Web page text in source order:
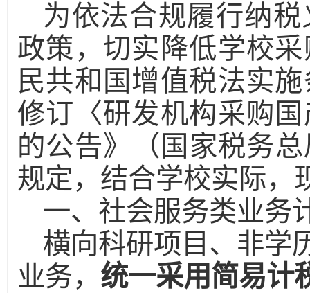
为依法合规履行纳
政策，切实降低学校
民共和国增值税法实
修订〈研发机构采购
的公告》（国家税务
规定，结合学校实际，
一、社会服务类业务
横向科研项目、非学
业务， 统一采用简易计